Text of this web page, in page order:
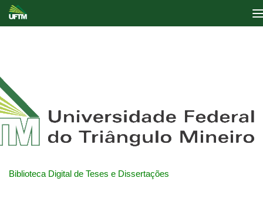
Biblioteca Digital de Teses e Dissertações